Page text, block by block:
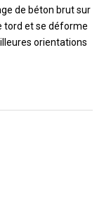
de béton brut sur
tord et se déforme
orientations